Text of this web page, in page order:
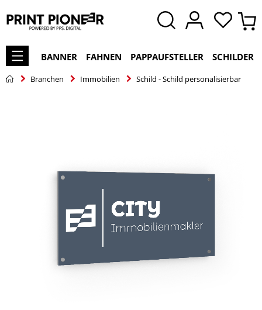
BANNER FAHNEN PAPPAUFSTELLER SCHILDER
Branchen Immobilien Schild - Schild personalisierbar